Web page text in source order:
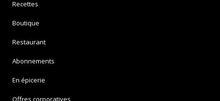
Recettes
Boutique
Restaurant
Abonnements
En épicerie
Offres corporatives